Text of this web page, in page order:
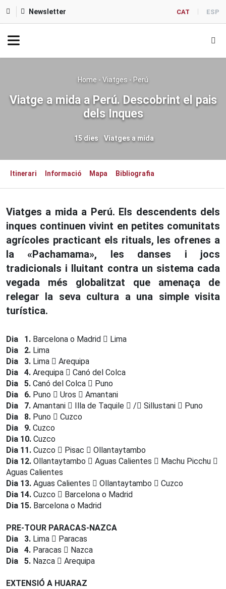
Newsletter CAT ESP
Home - Viatges - Perú
Viatge a mida a Perú. Descobrint el pais
dels Inques
15 dies Viatges a mida
Itinerari Informació Mapa Bibliografia
Viatges a mida a Perú. Els descendents dels
inques continuen vivint en petites comunitats
agrícoles practicant els rituals, les ofrenes a
la «Pachamama», les danses i jocs
tradicionals i lluitant contra un sistema cada
vegada més globalitzat que amenaça de
relegar la seva cultura a una simple visita
turística.
Dia 1. Barcelona o Madrid
Lima
Dia 2. Lima
Dia 3. Lima
Arequipa
Dia 4. Arequipa
Canó del Colca
Dia 5. Canó del Colca
Puno
Dia 6. Puno Uros
Amantani
Dia 7. Amantani Illa de Taquile / Sillustani
Puno
Dia 8. Puno
Cuzco
Dia 9. Cuzco
Dia 10. Cuzco
Dia 11. Cuzco Pisac
Ollantaytambo
Dia 12. Ollantaytambo Aguas Calientes
Machu Picchu
Aguas Calientes
Dia 13. Aguas Calientes Ollantaytambo
Cuzco
Dia 14. Cuzco
Barcelona o Madrid
Dia 15. Barcelona o Madrid
PRE-TOUR PARACAS-NAZCA
Dia 3. Lima
Paracas
Dia 4. Paracas
Nazca
Dia 5. Nazca Arequipa
EXTENSIÓ A HUARAZ